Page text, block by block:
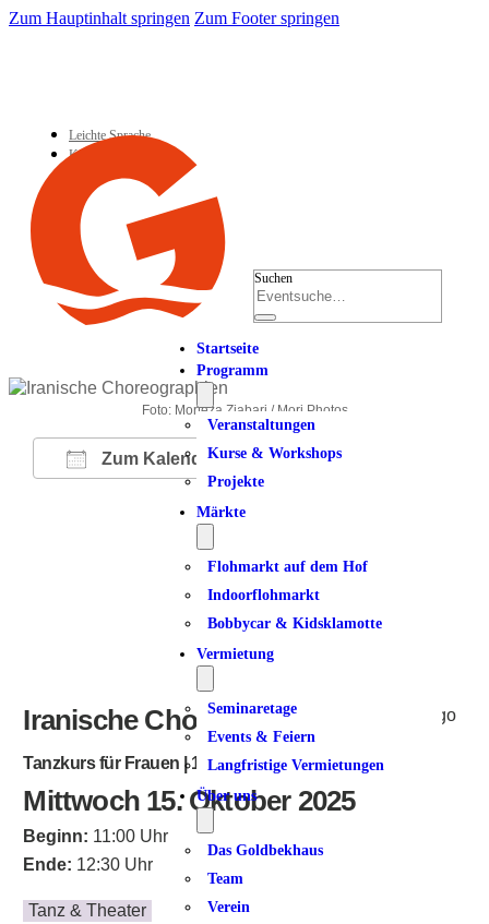
Zum Hauptinhalt springen Zum Footer springen
Leichte Sprache
Kontakt
Suchen
Startseite
Programm
Veranstaltungen
Kurse & Workshops
Projekte
Märkte
Flohmarkt auf dem Hof
Indoorflohmarkt
Bobbycar & Kidsklamotte
Vermietung
Seminaretage
Events & Feiern
Langfristige Vermietungen
Über uns
Das Goldbekhaus
Team
Verein
Foto: Morteza Ziabari / Mori Photos
Zum Kalender hinzufügen
ICS herunterladen
Google Kalender
iCalendarOffice 365
Iranische Choreographien
Tanzkurs für Frauen | 10 Termine
Mittwoch 15. Oktober 2025
Beginn: 11:00 Uhr
Ende: 12:30 Uhr
Tanz & Theater